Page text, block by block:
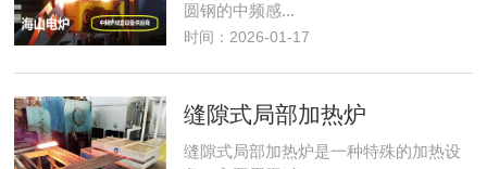
圆钢的中频感...
时间：2026-01-17
缝隙式局部加热炉
缝隙式局部加热炉是一种特殊的加热设